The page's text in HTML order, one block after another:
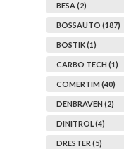
BESA (2)
BOSSAUTO (187)
BOSTIK (1)
CARBO TECH (1)
COMERTIM (40)
DENBRAVEN (2)
DINITROL (4)
DRESTER (5)